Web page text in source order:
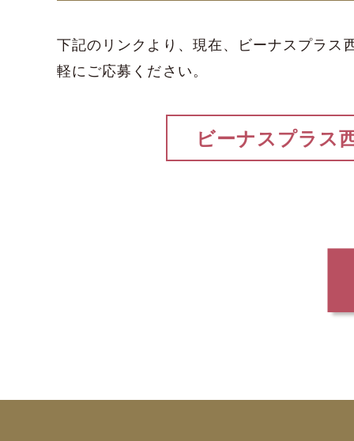
下記のリンクより、現在、ビーナスプラス
軽にご応募ください。
ビーナスプラス